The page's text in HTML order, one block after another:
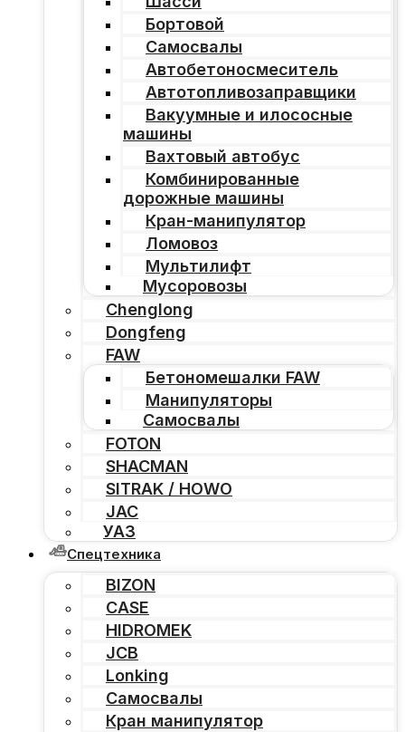
Бортовой
Самосвалы
Автобетоносмеситель
Автотопливозаправщики
Вакуумные и илососные
машины
Вахтовый автобус
Комбинированные
дорожные машины
Кран-манипулятор
Ломовоз
Мультилифт
Мусоровозы
Chenglong
Dongfeng
FAW
Бетономешалки FAW
Манипуляторы
Самосвалы
FOTON
SHACMAN
SITRAK / HOWO
JAC
УАЗ
Спецтехника
BIZON
CASE
HIDROMEK
JCB
Lonking
Самосвалы
Кран манипулятор